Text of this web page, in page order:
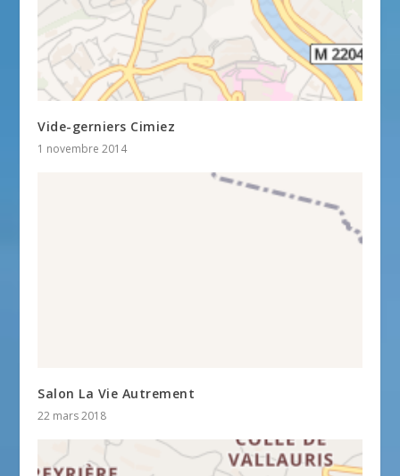
Vide-gerniers Cimiez
1 novembre 2014
Salon La Vie Autrement
22 mars 2018